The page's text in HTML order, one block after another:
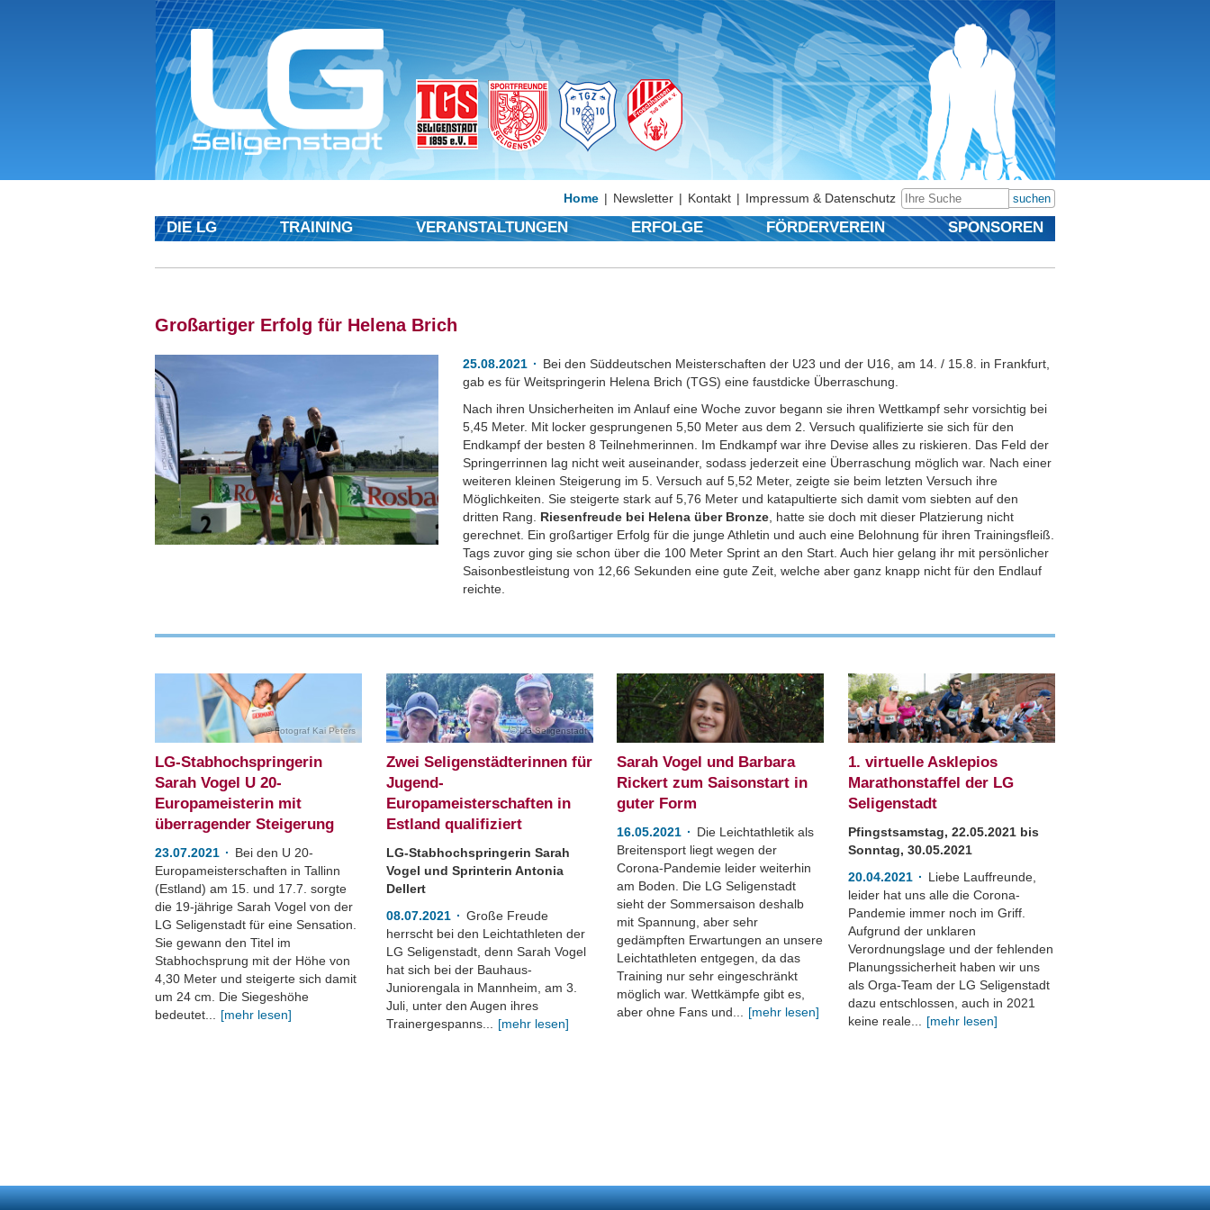
suchen
Home Newsletter Kontakt Impressum & Datenschutz
DIE LG TRAINING VERANSTALTUNGEN ERFOLGE FÖRDERVEREIN SPONSOREN
Großartiger Erfolg für Helena Brich
25.08.2021
Bei den Süddeutschen Meisterschaften der U23 und der U16, am 14. / 15.8. in Frankfurt,
gab es für Weitspringerin Helena Brich (TGS) eine faustdicke Überraschung.
Nach ihren Unsicherheiten im Anlauf eine Woche zuvor begann sie ihren Wettkampf sehr vorsichtig bei
5,45 Meter. Mit locker gesprungenen 5,50 Meter aus dem 2. Versuch qualifizierte sie sich für den
Endkampf der besten 8 Teilnehmerinnen. Im Endkampf war ihre Devise alles zu riskieren. Das Feld der
Springerrinnen lag nicht weit auseinander, sodass jederzeit eine Überraschung möglich war. Nach einer
weiteren kleinen Steigerung im 5. Versuch auf 5,52 Meter, zeigte sie beim letzten Versuch ihre
Möglichkeiten. Sie steigerte stark auf 5,76 Meter und katapultierte sich damit vom siebten auf den
dritten Rang. Riesenfreude bei Helena über Bronze , hatte sie doch mit dieser Platzierung nicht
gerechnet. Ein großartiger Erfolg für die junge Athletin und auch eine Belohnung für ihren Trainingsfleiß.
Tags zuvor ging sie schon über die 100 Meter Sprint an den Start. Auch hier gelang ihr mit persönlicher
Saisonbestleistung von 12,66 Sekunden eine gute Zeit, welche aber ganz knapp nicht für den Endlauf
reichte.
Fotograf Kai Peters
LG-Stabhochspringerin
Sarah Vogel U 20-
Europameisterin mit
überragender Steigerung
23.07.2021
Bei den U 20-
Europameisterschaften in Tallinn
(Estland) am 15. und 17.7. sorgte
die 19-jährige Sarah Vogel von der
LG Seligenstadt für eine Sensation.
Sie gewann den Titel im
Stabhochsprung mit der Höhe von
4,30 Meter und steigerte sich damit
um 24 cm. Die Siegeshöhe
bedeutet...
[mehr lesen]
LG Seligenstadt
Zwei Seligenstädterinnen für
Jugend-
Europameisterschaften in
Estland qualifiziert
LG-Stabhochspringerin Sarah
Vogel und Sprinterin Antonia
Dellert
08.07.2021
Große Freude
herrscht bei den Leichtathleten der
LG Seligenstadt, denn Sarah Vogel
hat sich bei der Bauhaus-
Juniorengala in Mannheim, am 3.
Juli, unter den Augen ihres
Trainergespanns...
[mehr lesen]
Sarah Vogel und Barbara
Rickert zum Saisonstart in
guter Form
16.05.2021
Die Leichtathletik als
Breitensport liegt wegen der
Corona-Pandemie leider weiterhin
am Boden. Die LG Seligenstadt
sieht der Sommersaison deshalb
mit Spannung, aber sehr
gedämpften Erwartungen an unsere
Leichtathleten entgegen, da das
Training nur sehr eingeschränkt
möglich war. Wettkämpfe gibt es,
aber ohne Fans und...
[mehr lesen]
1. virtuelle Asklepios
Marathonstaffel der LG
Seligenstadt
Pfingstsamstag, 22.05.2021 bis
Sonntag, 30.05.2021
20.04.2021
Liebe Lauffreunde,
leider hat uns alle die Corona-
Pandemie immer noch im Griff.
Aufgrund der unklaren
Verordnungslage und der fehlenden
Planungssicherheit haben wir uns
als Orga-Team der LG Seligenstadt
dazu entschlossen, auch in 2021
keine reale...
[mehr lesen]